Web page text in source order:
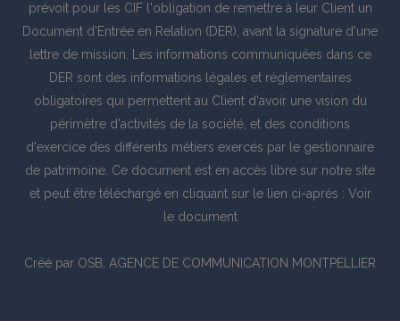
prévoit pour les CIF l'obligation de remettre à leur Client un
Document d'Entrée en Relation (DER), avant la signature d'une
lettre de mission. Les informations communiquées dans ce
DER sont des informations légales et réglementaires
obligatoires qui permettent au Client d'avoir une vision du
périmètre d'activités de la société, et des conditions
d'exercice des différents métiers exercés par le gestionnaire
de patrimoine. Ce document est en accès libre sur notre site
et peut être téléchargé en cliquant sur le lien ci-après : Voir
le document
Créé par OSB, AGENCE DE COMMUNICATION MONTPELLIER